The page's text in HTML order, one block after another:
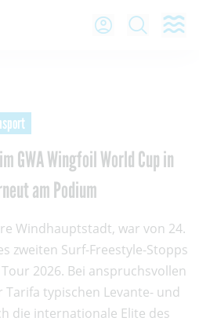
Open
GWA Wingfoil World Cup in
am Podium
Windhauptstadt, war von 24.
zweiten Surf-Freestyle-Stopps
2026. Bei anspruchsvollen
typischen Levante- und
die internationale Elite des